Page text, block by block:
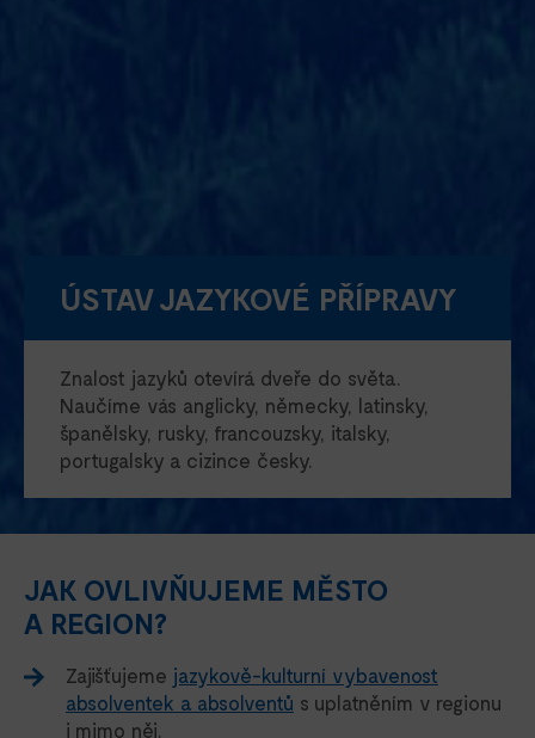
ÚSTAV JAZYKOVÉ PŘÍPRAVY
Znalost jazyků otevírá dveře do světa.
Naučíme vás anglicky, německy, latinsky,
španělsky, rusky, francouzsky, italsky,
portugalsky a cizince česky.
JAK OVLIVŇUJEME MĚSTO
A REGION?
Zajišťujeme jazykově-kulturní vybavenost
absolventek a absolventů s uplatněním v regionu
i mimo něj.